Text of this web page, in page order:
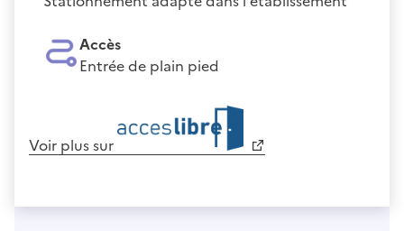
Accès
Entrée de plain pied
Voir plus sur